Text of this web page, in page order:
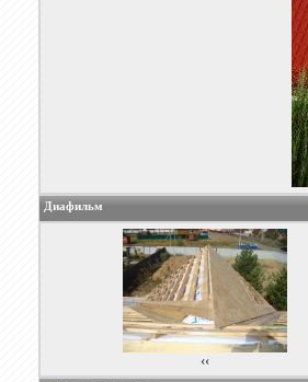
Диафильм
‹‹